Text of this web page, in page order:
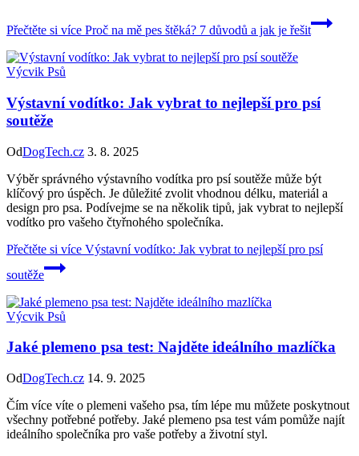
Přečtěte si více Proč na mě pes štěká? 7 důvodů a jak je řešit
Výcvik Psů
Výstavní vodítko: Jak vybrat to nejlepší pro psí
soutěže
OdDogTech.cz 3. 8. 2025
Výběr správného výstavního vodítka pro psí soutěže může být
klíčový pro úspěch. Je důležité zvolit vhodnou délku, materiál a
design pro psa. Podívejme se na několik tipů, jak vybrat to nejlepší
vodítko pro vašeho čtyřnohého společníka.
Přečtěte si více Výstavní vodítko: Jak vybrat to nejlepší pro psí
soutěže
Výcvik Psů
Jaké plemeno psa test: Najděte ideálního mazlíčka
OdDogTech.cz 14. 9. 2025
Čím více víte o plemeni vašeho psa, tím lépe mu můžete poskytnout
všechny potřebné potřeby. Jaké plemeno psa test vám pomůže najít
ideálního společníka pro vaše potřeby a životní styl.